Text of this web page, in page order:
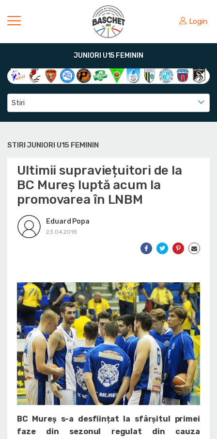
Login
JUNIORI U15 FEMININ
Stiri
STIRI JUNIORI U15 FEMININ
Ultimii supraviețuitori de la
BC Mureș luptă acum la
promovarea în LNBM
Eduard Popa
23.04.2018
BC Mureș s-a desființat la sfârșitul primei
faze din sezonul regulat din cauza